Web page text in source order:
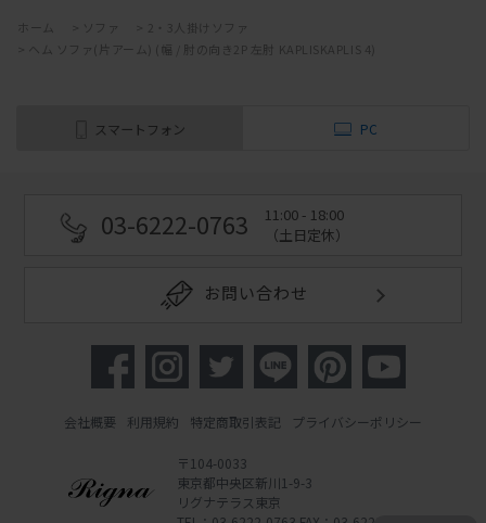
ホーム ソファ
2・3人掛けソファ
ヘム ソファ(片アーム) (幅 / 肘の向き2P 左肘 KAPLISKAPLIS 4)
スマートフォン PC
03-6222-0763
11:00 - 18:00
（土日定休）
お問い合わせ
会社概要 利用規約 特定商取引表記 プライバシーポリシー
〒104-0033
東京都中央区新川1-9-3
リグナテラス東京